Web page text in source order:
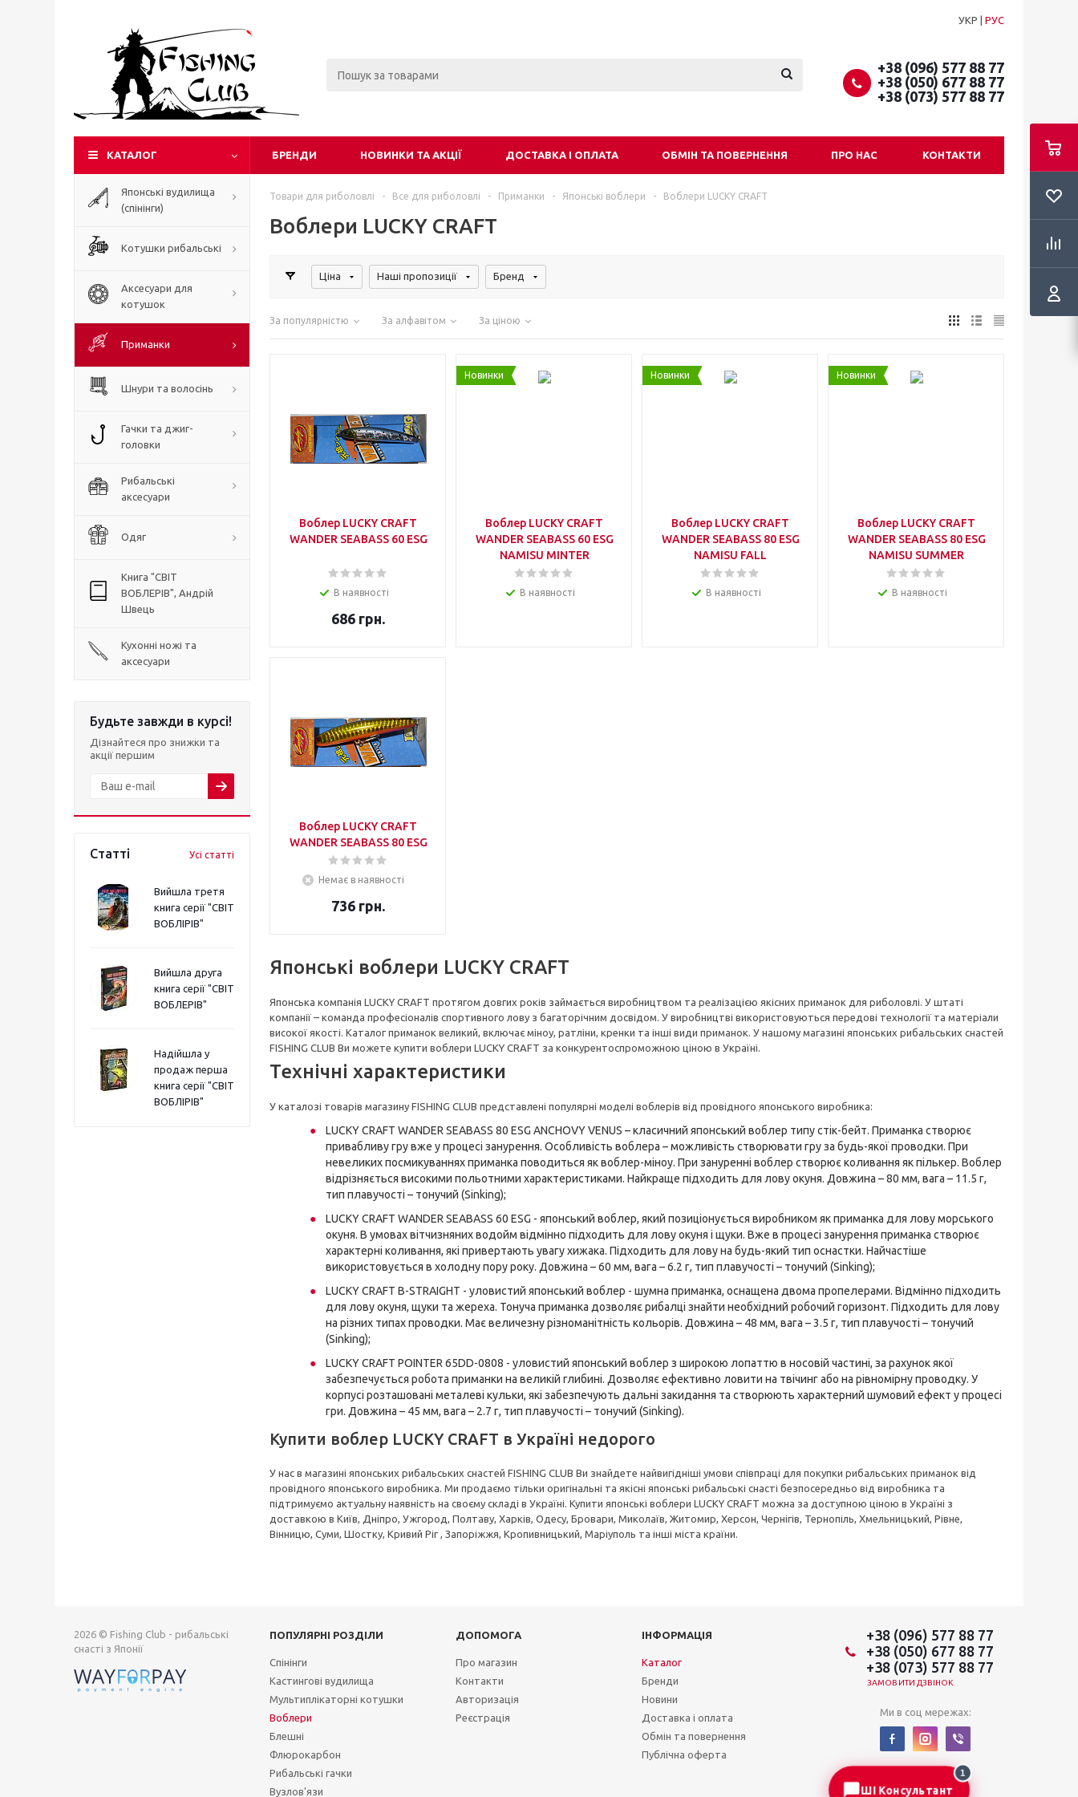
УКР РУС
+38 (096) 577 88 77
+38 (050) 677 88 77
+38 (073) 577 88 77
КАТАЛОГ БРЕНДИ НОВИНКИ ТА АКЦІЇ ДОСТАВКА І ОПЛАТА ОБМІН ТА ПОВЕРНЕННЯ ПРО НАС КОНТАКТИ
Японські вудилища
(спінінги)
Котушки рибальські
Аксесуари для
котушок
Приманки
Шнури та волосінь
Гачки та джиг-
головки
Рибальські
аксесуари
Одяг
Книга "СВІТ
ВОБЛЕРІВ", Андрій
Швець
Кухонні ножі та
аксесуари
Будьте завжди в курсі!
Дізнайтеся про знижки та
акції першим
Статті Усі статті
Вийшла третя
книга серії "СВІТ
ВОБЛІРІВ"
Вийшла друга
книга серії "СВІТ
ВОБЛЕРІВ"
Надійшла у
продаж перша
книга серії "СВІТ
ВОБЛІРІВ"
Товари для риболовлі - Все для риболовлі - Приманки - Японські воблери - Воблери LUCKY CRAFT
Воблери LUCKY CRAFT
Ціна Наші пропозиції Бренд
За популярністю За алфавітом За ціною
Воблер LUCKY CRAFT
WANDER SEABASS 60 ESG
В наявності
686 грн.
Новинки
Воблер LUCKY CRAFT
WANDER SEABASS 60 ESG
NAMISU MINTER
В наявності
Новинки
Воблер LUCKY CRAFT
WANDER SEABASS 80 ESG
NAMISU FALL
В наявності
Новинки
Воблер LUCKY CRAFT
WANDER SEABASS 80 ESG
NAMISU SUMMER
В наявності
Воблер LUCKY CRAFT
WANDER SEABASS 80 ESG
Немає в наявності
736 грн.
Японські воблери LUCKY CRAFT
Японська компанія LUCKY CRAFT протягом довгих років займається виробництвом та реалізацією якісних приманок для риболовлі. У штаті
компанії – команда професіоналів спортивного лову з багаторічним досвідом. У виробництві використовуються передові технології та матеріали
високої якості. Каталог приманок великий, включає міноу, ратліни, кренки та інші види приманок. У нашому магазині японських рибальських снастей
FISHING CLUB Ви можете купити воблери LUCKY CRAFT за конкурентоспроможною ціною в Україні.
Технічні характеристики
У каталозі товарів магазину FISHING CLUB представлені популярні моделі воблерів від провідного японського виробника:
LUCKY CRAFT WANDER SEABASS 80 ESG ANCHOVY VENUS – класичний японський воблер типу стік-бейт. Приманка створює
привабливу гру вже у процесі занурення. Особливість воблера – можливість створювати гру за будь-якої проводки. При
невеликих посмикуваннях приманка поводиться як воблер-міноу. При зануренні воблер створює коливання як пількер. Воблер
відрізняється високими польотними характеристиками. Найкраще підходить для лову окуня. Довжина – 80 мм, вага – 11.5 г,
тип плавучості – тонучий (Sinking);
LUCKY CRAFT WANDER SEABASS 60 ESG - японський воблер, який позиціонується виробником як приманка для лову морського
окуня. В умовах вітчизняних водойм відмінно підходить для лову окуня і щуки. Вже в процесі занурення приманка створює
характерні коливання, які привертають увагу хижака. Підходить для лову на будь-який тип оснастки. Найчастіше
використовується в холодну пору року. Довжина – 60 мм, вага – 6.2 г, тип плавучості – тонучий (Sinking);
LUCKY CRAFT B-STRAIGHT - уловистий японський воблер - шумна приманка, оснащена двома пропелерами. Відмінно підходить
для лову окуня, щуки та жереха. Тонуча приманка дозволяє рибалці знайти необхідний робочий горизонт. Підходить для лову
на різних типах проводки. Має величезну різноманітність кольорів. Довжина – 48 мм, вага – 3.5 г, тип плавучості – тонучий
(Sinking);
LUCKY CRAFT POINTER 65DD-0808 - уловистий японський воблер з широкою лопаттю в носовій частині, за рахунок якої
забезпечується робота приманки на великій глибині. Дозволяє ефективно ловити на твічинг або на рівномірну проводку. У
корпусі розташовані металеві кульки, які забезпечують дальні закидання та створюють характерний шумовий ефект у процесі
гри. Довжина – 45 мм, вага – 2.7 г, тип плавучості – тонучий (Sinking).
Купити воблер LUCKY CRAFT в Україні недорого
У нас в магазині японських рибальських снастей FISHING CLUB Ви знайдете найвигідніші умови співпраці для покупки рибальських приманок від
провідного японського виробника. Ми продаємо тільки оригінальні та якісні японські рибальські снасті безпосередньо від виробника та
підтримуємо актуальну наявність на своєму складі в Україні. Купити японські воблери LUCKY CRAFT можна за доступною ціною в Україні з
доставкою в Київ, Дніпро, Ужгород, Полтаву, Харків, Одесу, Бровари, Миколаїв, Житомир, Херсон, Чернігів, Тернопіль, Хмельницький, Рівне,
Вінницю, Суми, Шостку, Кривий Ріг , Запоріжжя, Кропивницький, Маріуполь та інші міста країни.
2026 © Fishing Club - рибальські
снасті з Японії
ПОПУЛЯРНІ РОЗДІЛИ ДОПОМОГА ІНФОРМАЦІЯ
Спінінги
Кастингові вудилища
Мультиплікаторні котушки
Воблери
Блешні
Флюрокарбон
Рибальські гачки
Вузлов'язи
Про магазин
Контакти
Авторизація
Реєстрація
Каталог
Бренди
Новини
Доставка і оплата
Обмін та повернення
Публічна оферта
+38 (096) 577 88 77
+38 (050) 677 88 77
+38 (073) 577 88 77
ЗАМОВИТИ ДЗВІНОК
Ми в соц мережах:
ШІ Консультант
1